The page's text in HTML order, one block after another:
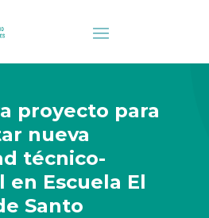
proyecto para
nueva
técnico-
en Escuela El
Santo